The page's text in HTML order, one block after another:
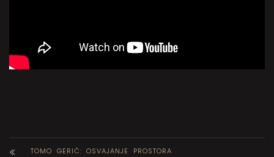
TOMO GERIĆ: OSVAJANJE PROSTORA